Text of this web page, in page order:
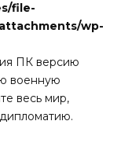
file-
wp-
ПК версию
военную
весь мир,